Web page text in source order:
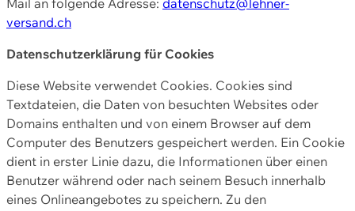
versand.ch
Datenschutzerklärung für Cookies
Diese Website verwendet Cookies. Cookies sind
Textdateien, die Daten von besuchten Websites oder
Domains enthalten und von einem Browser auf dem
Computer des Benutzers gespeichert werden. Ein Cookie
dient in erster Linie dazu, die Informationen über einen
Benutzer während oder nach seinem Besuch innerhalb
eines Onlineangebotes zu speichern. Zu den